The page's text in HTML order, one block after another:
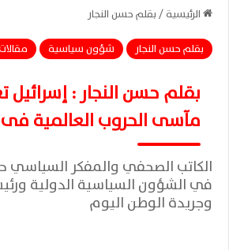
الرئيسية/بقلم حسن النجار
بقلم حسن النجار
شؤون سياسية
بقلم حسن النجار : إسرائيل
مآسى الحروب العالمية
الكاتب الصحفي والمفكر السياسي
في الشؤون السياسية الدولية
وجريدة الوطن اليوم